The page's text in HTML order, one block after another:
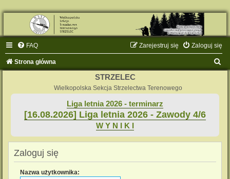
FAQ Zaloguj się
Zarejestruj się
Strona główna
STRZELEC
Wielkopolska Sekcja Strzelectwa Terenowego
Liga letnia 2026 - terminarz
[16.08.2026] Liga letnia 2026 - Zawody 4/6
W Y N I K I
Zaloguj się
Nazwa użytkownika: